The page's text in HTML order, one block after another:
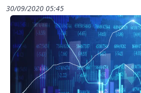
30/09/2020 05:45